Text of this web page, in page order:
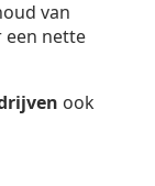
van
een nette
ook